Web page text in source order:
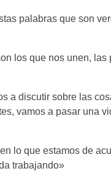
palabras que son
los que nos unen, las
a discutir sobre las
vamos a pasar una
lo que estamos de
trabajando»